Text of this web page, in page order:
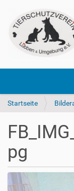
Startseite
pg